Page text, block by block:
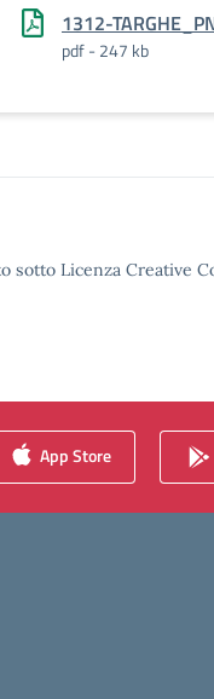
1312-
pdf - 247 kb
sotto Licenza Creative
App Store